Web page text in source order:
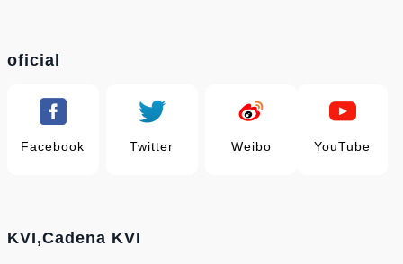
oficial
Facebook Twitter Weibo YouTube
KVI,Cadena KVI